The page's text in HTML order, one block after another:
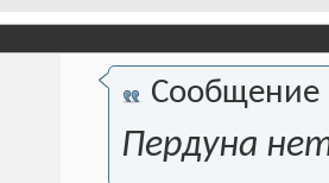
Сообщение
Пердуна